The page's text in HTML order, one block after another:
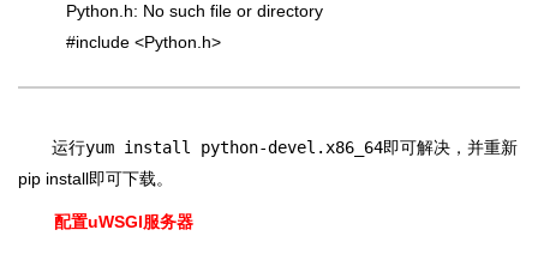
Python.h: No such file or directory
#include <Python.h>
运行yum install python-devel.x86_64即可解决，并重新
pip install即可下载。
配置uWSGI服务器